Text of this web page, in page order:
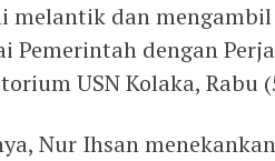
melantik dan
Pemerintah dengan
USN Kolaka, Rabu
Nur Ihsan